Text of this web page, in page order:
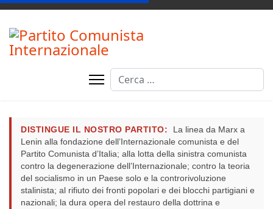
Cerca
DISTINGUE IL NOSTRO PARTITO:
La linea da Marx a
Lenin alla fondazione dell’Internazionale comunista e del
Partito Comunista d’Italia; alla lotta della sinistra comunista
contro la degenerazione dell’Internazionale; contro la teoria
del socialismo in un Paese solo e la controrivoluzione
stalinista; al rifiuto dei fronti popolari e dei blocchi partigiani e
nazionali; la dura opera del restauro della dottrina e